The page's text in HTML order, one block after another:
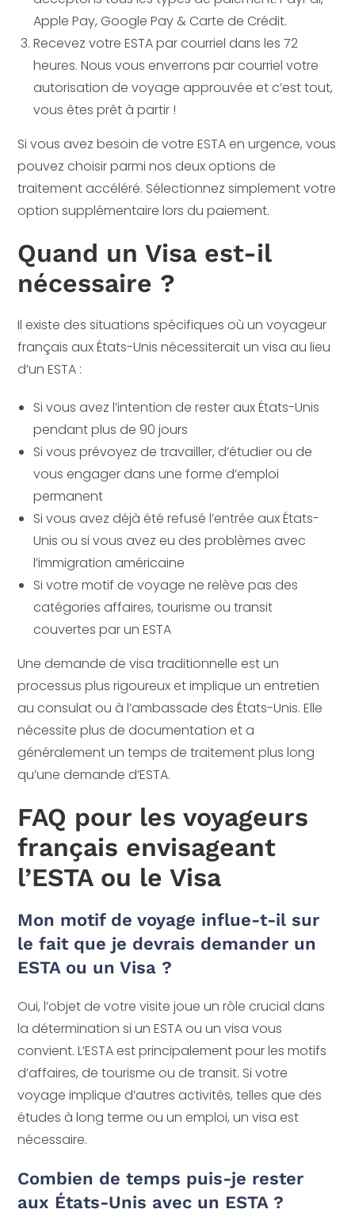
Apple Pay, Google Pay & Carte de Crédit.
Recevez votre ESTA par courriel dans les 72
heures. Nous vous enverrons par courriel votre
autorisation de voyage approuvée et c’est tout,
vous êtes prêt à partir !
Si vous avez besoin de votre ESTA en urgence, vous
pouvez choisir parmi nos deux options de
traitement accéléré. Sélectionnez simplement votre
option supplémentaire lors du paiement.
Quand un Visa est-il
nécessaire ?
Il existe des situations spécifiques où un voyageur
français aux États-Unis nécessiterait un visa au lieu
d’un ESTA :
Si vous avez l’intention de rester aux États-Unis
pendant plus de 90 jours
Si vous prévoyez de travailler, d’étudier ou de
vous engager dans une forme d’emploi
permanent
Si vous avez déjà été refusé l’entrée aux États-
Unis ou si vous avez eu des problèmes avec
l’immigration américaine
Si votre motif de voyage ne relève pas des
catégories affaires, tourisme ou transit
couvertes par un ESTA
Une demande de visa traditionnelle est un
processus plus rigoureux et implique un entretien
au consulat ou à l’ambassade des États-Unis. Elle
nécessite plus de documentation et a
généralement un temps de traitement plus long
qu’une demande d’ESTA.
FAQ pour les voyageurs
français envisageant
l’ESTA ou le Visa
Mon motif de voyage influe-t-il sur
le fait que je devrais demander un
ESTA ou un Visa ?
Oui, l’objet de votre visite joue un rôle crucial dans
la détermination si un ESTA ou un visa vous
convient. L’ESTA est principalement pour les motifs
d’affaires, de tourisme ou de transit. Si votre
voyage implique d’autres activités, telles que des
études à long terme ou un emploi, un visa est
nécessaire.
Combien de temps puis-je rester
aux États-Unis avec un ESTA ?